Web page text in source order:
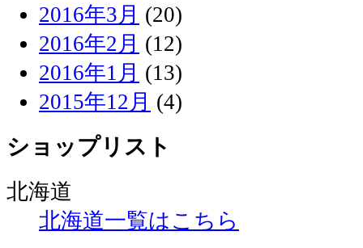
2016年3月 (20)
2016年2月 (12)
2016年1月 (13)
2015年12月 (4)
ショップリスト
北海道
北海道一覧はこちら